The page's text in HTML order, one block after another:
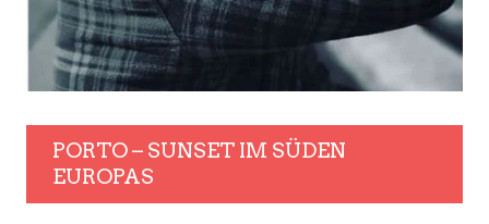
PORTO – SUNSET IM SÜDEN
EUROPAS